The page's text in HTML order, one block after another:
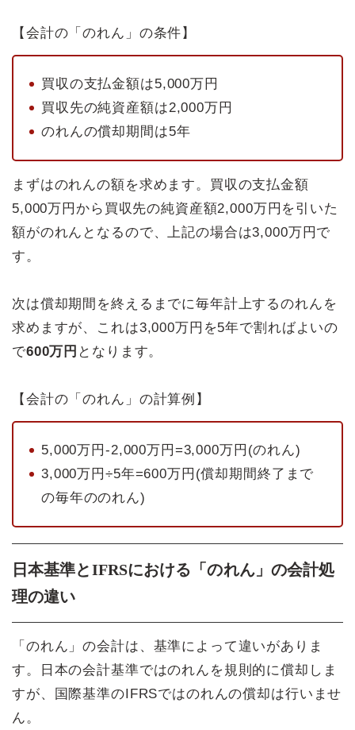
【会計の「のれん」の条件】
買収の支払金額は5,000万円
買収先の純資産額は2,000万円
のれんの償却期間は5年
まずはのれんの額を求めます。買収の支払金額
5,000万円から買収先の純資産額2,000万円を引いた
額がのれんとなるので、上記の場合は3,000万円で
す。
次は償却期間を終えるまでに毎年計上するのれんを
求めますが、これは3,000万円を5年で割ればよいの
で600万円 となります。
【会計の「のれん」の計算例】
5,000万円-2,000万円=3,000万円(のれん)
3,000万円÷5年=600万円(償却期間終了まで
の毎年ののれん)
日本基準とIFRSにおける「のれん」の会計処
理の違い
「のれん」の会計は、基準によって違いがありま
す。日本の会計基準ではのれんを規則的に償却しま
すが、国際基準のIFRSではのれんの償却は行いませ
ん。